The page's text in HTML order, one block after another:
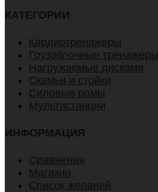
КАТЕГОРИИ
Кардиотренажеры
Грузоблочные тренажеры
Нагружаемые дисками
Скамьи и стойки
Силовые рамы
Мультистанции
ИНФОРМАЦИЯ
Сравнения
Магазин
Список желаний